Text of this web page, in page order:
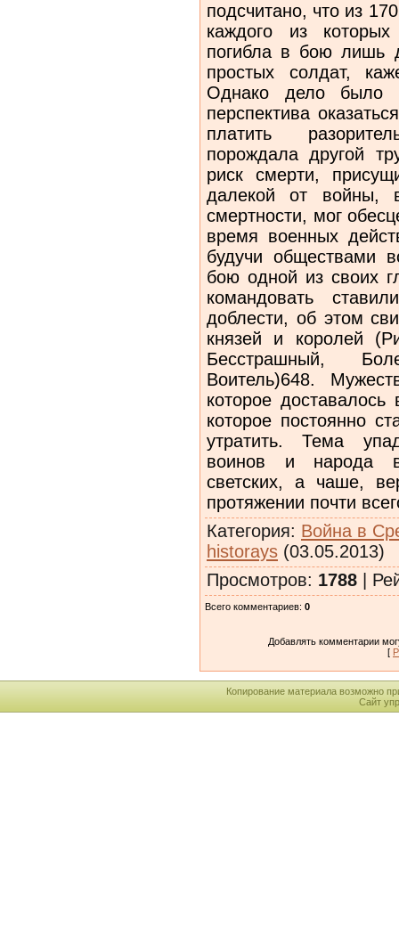
подсчитано, что из
каждого из
погибла в бою лишь
простых солдат,
Однако дело было
перспектива
платить
порождала другой
риск смерти,
далекой от войны,
смертности, мог
время военных
будучи обществами
бою одной из своих
командовать
доблести, об этом
князей и королей
Бесстрашный,
Воитель)648.
которое
которое постоянно
утратить. Тема
воинов и народа
светских, а чаше,
протяжении почти
Категория: Война в
historays (03.05.2013)
Просмотров: 1788 |
Всего комментариев: 0
Добавлять комментарии
[
Копирование материала возможно
Сайт